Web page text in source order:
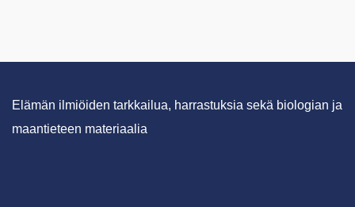
Elämän ilmiöiden tarkkailua, harrastuksia sekä biologian ja
maantieteen materiaalia